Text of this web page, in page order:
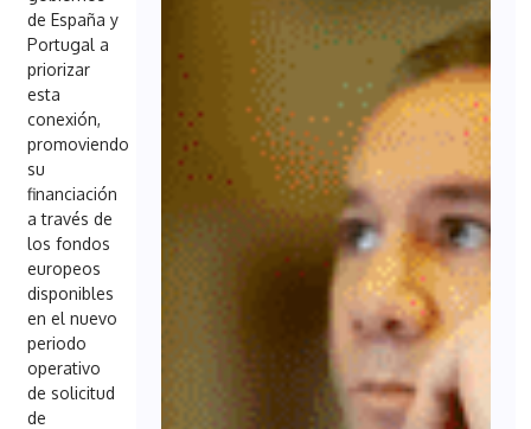
de España y
Portugal a
priorizar
esta
conexión,
promoviendo
su
financiación
a través de
los fondos
europeos
disponibles
en el nuevo
periodo
operativo
de solicitud
de